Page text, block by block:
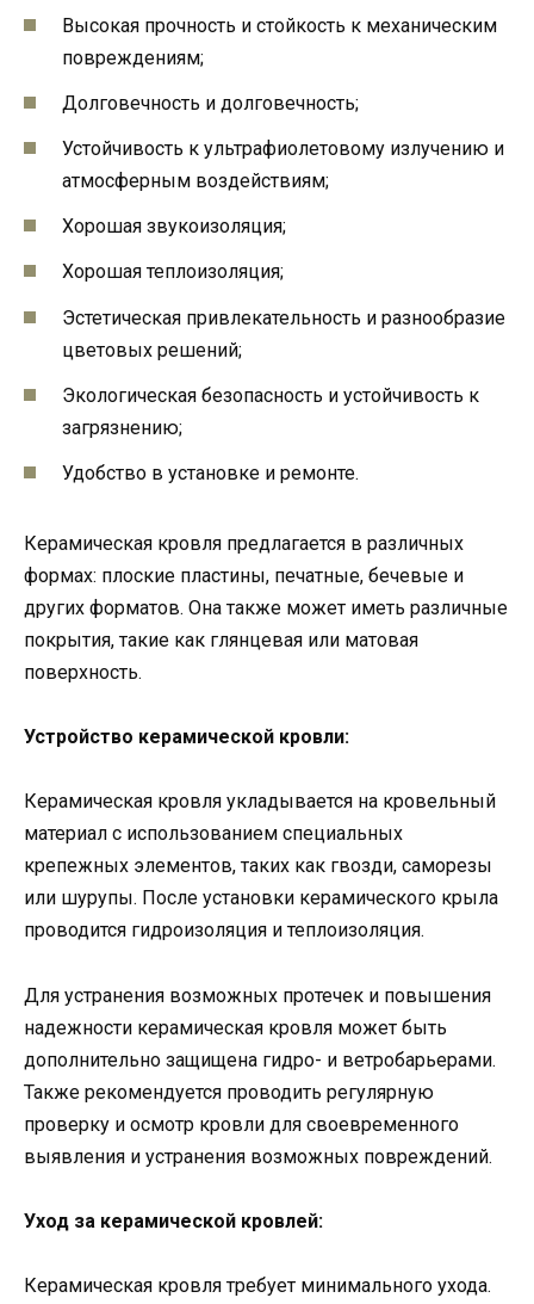
Высокая прочность и стойкость к механическим
повреждениям;
Долговечность и долговечность;
Устойчивость к ультрафиолетовому излучению и
атмосферным воздействиям;
Хорошая звукоизоляция;
Хорошая теплоизоляция;
Эстетическая привлекательность и разнообразие
цветовых решений;
Экологическая безопасность и устойчивость к
загрязнению;
Удобство в установке и ремонте.
Керамическая кровля предлагается в различных
формах: плоские пластины, печатные, бечевые и
других форматов. Она также может иметь различные
покрытия, такие как глянцевая или матовая
поверхность.
Устройство керамической кровли:
Керамическая кровля укладывается на кровельный
материал с использованием специальных
крепежных элементов, таких как гвозди, саморезы
или шурупы. После установки керамического крыла
проводится гидроизоляция и теплоизоляция.
Для устранения возможных протечек и повышения
надежности керамическая кровля может быть
дополнительно защищена гидро- и ветробарьерами.
Также рекомендуется проводить регулярную
проверку и осмотр кровли для своевременного
выявления и устранения возможных повреждений.
Уход за керамической кровлей:
Керамическая кровля требует минимального ухода.